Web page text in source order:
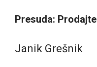
Presuda: Prodajte
Janik Grešnik